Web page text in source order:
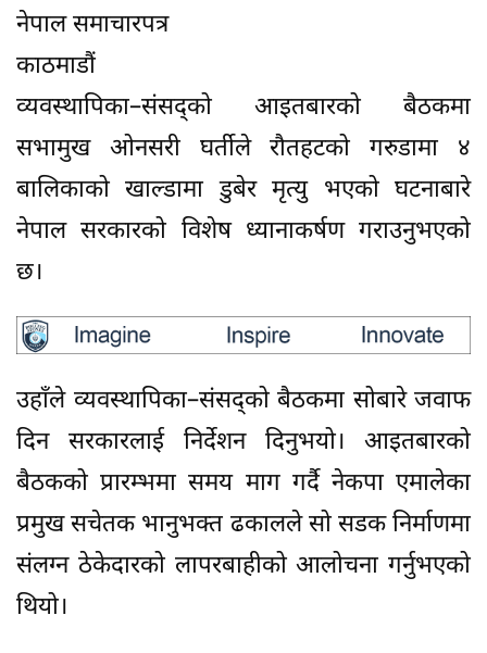
नेपाल समाचारपत्र
काठमाडौं
व्यवस्थापिका–संसद्को आइतबारको बैठकमा
सभामुख ओनसरी घर्तीले रौतहटको गरुडामा ४
बालिकाको खाल्डामा डुबेर मृत्यु भएको घटनाबारे
नेपाल सरकारको विशेष ध्यानाकर्षण गराउनुभएको
छ।
उहाँले व्यवस्थापिका–संसद्को बैठकमा सोबारे जवाफ
दिन सरकारलाई निर्देशन दिनुभयो। आइतबारको
बैठकको प्रारम्भमा समय माग गर्दै नेकपा एमालेका
प्रमुख सचेतक भानुभक्त ढकालले सो सडक निर्माणमा
संलग्न ठेकेदारको लापरबाहीको आलोचना गर्नुभएको
थियो।